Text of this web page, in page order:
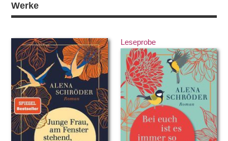
Werke
Leseprobe